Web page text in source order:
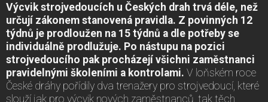
Výcvik strojvedoucích u Českých drah trvá déle, než
určují zákonem stanovená pravidla. Z povinných 12
týdnů je prodloužen na 15 týdnů a dle potřeby se
individuálně prodlužuje. Po nástupu na pozici
strojvedoucího pak procházejí všichni zaměstnanci
pravidelnými školeními a kontrolami. V loňském roce
České dráhy pořídily dva trenažery pro strojvedoucí, které
slouží jak pro výcvik nových zaměstnanců, tak těch